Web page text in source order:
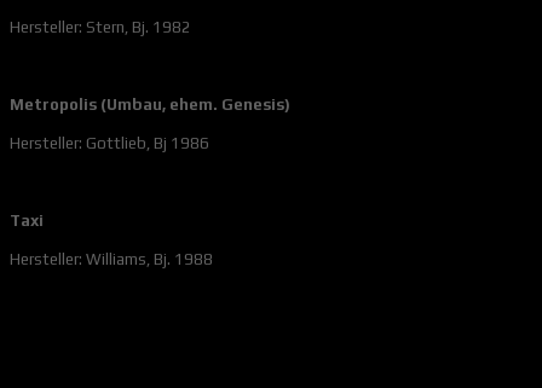
Hersteller: Stern, Bj. 1982
Metropolis (Umbau, ehem. Genesis)
Hersteller: Gottlieb, Bj 1986
Taxi
Hersteller: Williams, Bj. 1988